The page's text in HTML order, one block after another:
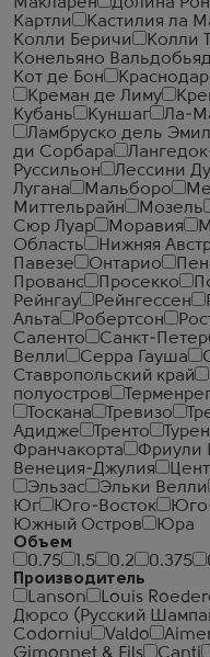
Картли
Кастилия ла
Колли Беричи
Колли
Конельяно
Кот де Бон
Креман де Лиму
Кубань
Куншаг Ла-
Ламбруско дель
ди Сорбара
Руссильон
Лессини
Лугана
Мальборо
Миттельрайн
Мозель
Сюр Луар
Моравия
Область
Нижняя
Павезе
Онтарио
Прованс
Просекко
Рейнгау
Рейнгессен
Альта
Робертсон
Саленто
Санкт-
Велли
Серра Гауша
Ставропольский край
полуостров
Тоскана
Тревизо
Адидже
Тренто
Франчакорта
Фриули
Венеция-Джулия
Эльзас
Эльки Велли
Юг
Юго-Восток
Южный Остров
Юра
Объем
0.75
1.5 0.2 0.375
Производитель
Lanson
Louis
Дюрсо (Русский
Codorniu
Valdo